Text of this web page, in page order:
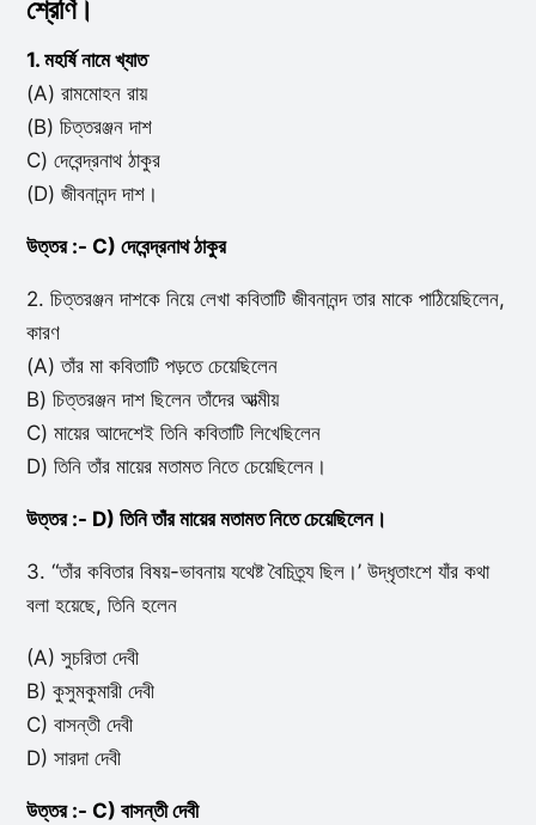
শ্রেণি।
1. মহর্ষি নামে খ্যাত
(A) রামমোহন রায়
(B) চিত্তরঞ্জন দাশ
C) দেবেন্দ্রনাথ ঠাকুর
(D) জীবনানন্দ দাশ।
উত্তর :- C) দেবেন্দ্রনাথ ঠাকুর
2. চিত্তরঞ্জন দাশকে নিয়ে লেখা কবিতাটি জীবনানন্দ তার মাকে পাঠিয়েছিলেন,
কারণ
(A) তাঁর মা কবিতাটি পড়তে চেয়েছিলেন
B) চিত্তরঞ্জন দাশ ছিলেন তাঁদের আত্মীয়
C) মায়ের আদেশেই তিনি কবিতাটি লিখেছিলেন
D) তিনি তাঁর মায়ের মতামত নিতে চেয়েছিলেন।
উত্তর :- D) তিনি তাঁর মায়ের মতামত নিতে চেয়েছিলেন।
3. “তাঁর কবিতার বিষয়-ভাবনায় যথেষ্ট বৈচিত্র্য ছিল।’ উদ্ধৃতাংশে যাঁর কথা
বলা হয়েছে, তিনি হলেন
(A) সুচরিতা দেবী
B) কুসুমকুমারী দেবী
C) বাসন্তী দেবী
D) সারদা দেবী
উত্তর :- C) বাসন্তী দেবী